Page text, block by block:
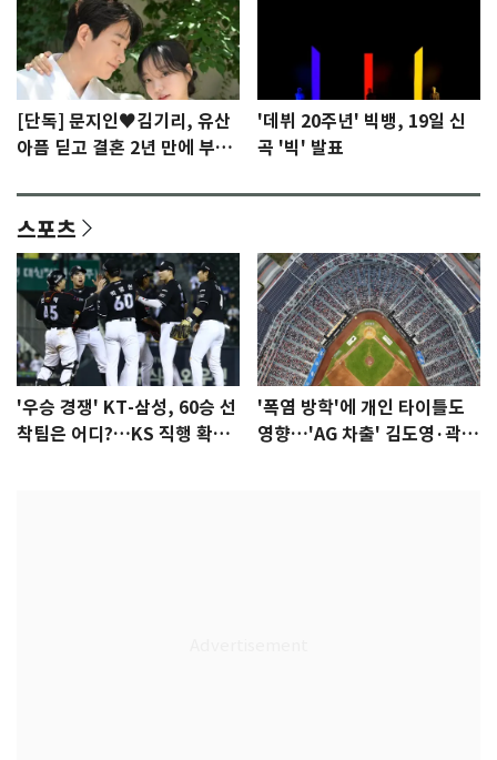
[단독] 문지인♥김기리, 유산
아픔 딛고 결혼 2년 만에 부모
'데뷔 20주년' 빅뱅, 19일 신
곡 '빅' 발표
스포츠
'우승 경쟁' KT-삼성, 60승 선
착팀은 어디?…KS 직행 확률
'폭염 방학'에 개인 타이틀도
영향…'AG 차출' 김도영·곽빈